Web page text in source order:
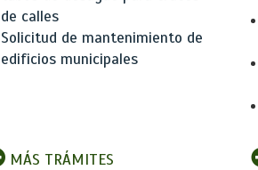
de calles
Solicitud de mantenimiento de
edificios municipales
MÁS TRÁMITES